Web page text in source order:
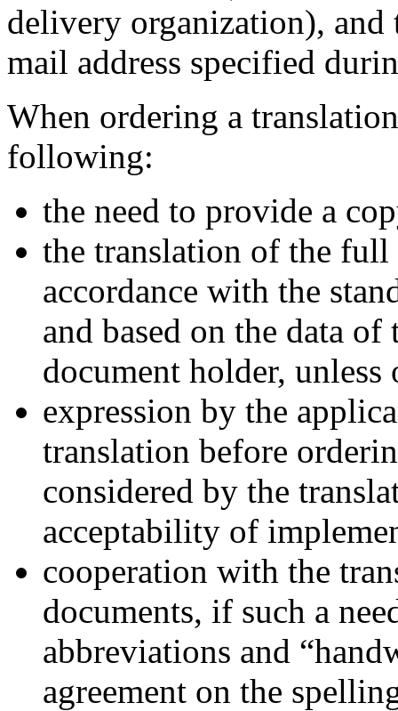
delivery organization), and
mail address specified
When ordering a
following:
the need to provide a
the translation of the
accordance with the
and based on the data
document holder,
expression by the
translation before
considered by the
acceptability of
cooperation with the
documents, if such a
abbreviations and
agreement on the